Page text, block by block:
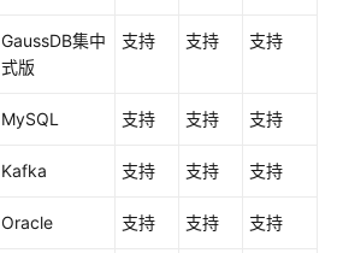
GaussDB集中
式版
支持 支持 支持
MySQL 支持 支持 支持
Kafka 支持 支持 支持
Oracle 支持 支持 支持